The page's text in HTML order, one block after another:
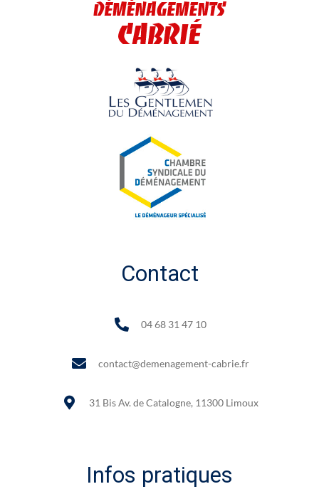
Contact
04 68 31 47 10
contact@demenagement-cabrie.fr
31 Bis Av. de Catalogne, 11300 Limoux
Infos pratiques